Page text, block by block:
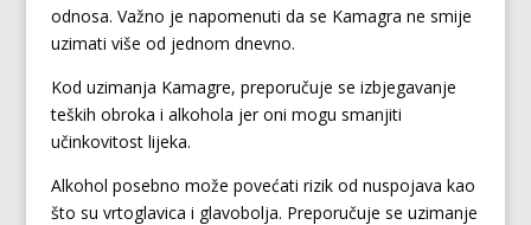
odnosa. Važno je napomenuti da se Kamagra ne smije
uzimati više od jednom dnevno.
Kod uzimanja Kamagre, preporučuje se izbjegavanje
teških obroka i alkohola jer oni mogu smanjiti
učinkovitost lijeka.
Alkohol posebno može povećati rizik od nuspojava kao
što su vrtoglavica i glavobolja. Preporučuje se uzimanje